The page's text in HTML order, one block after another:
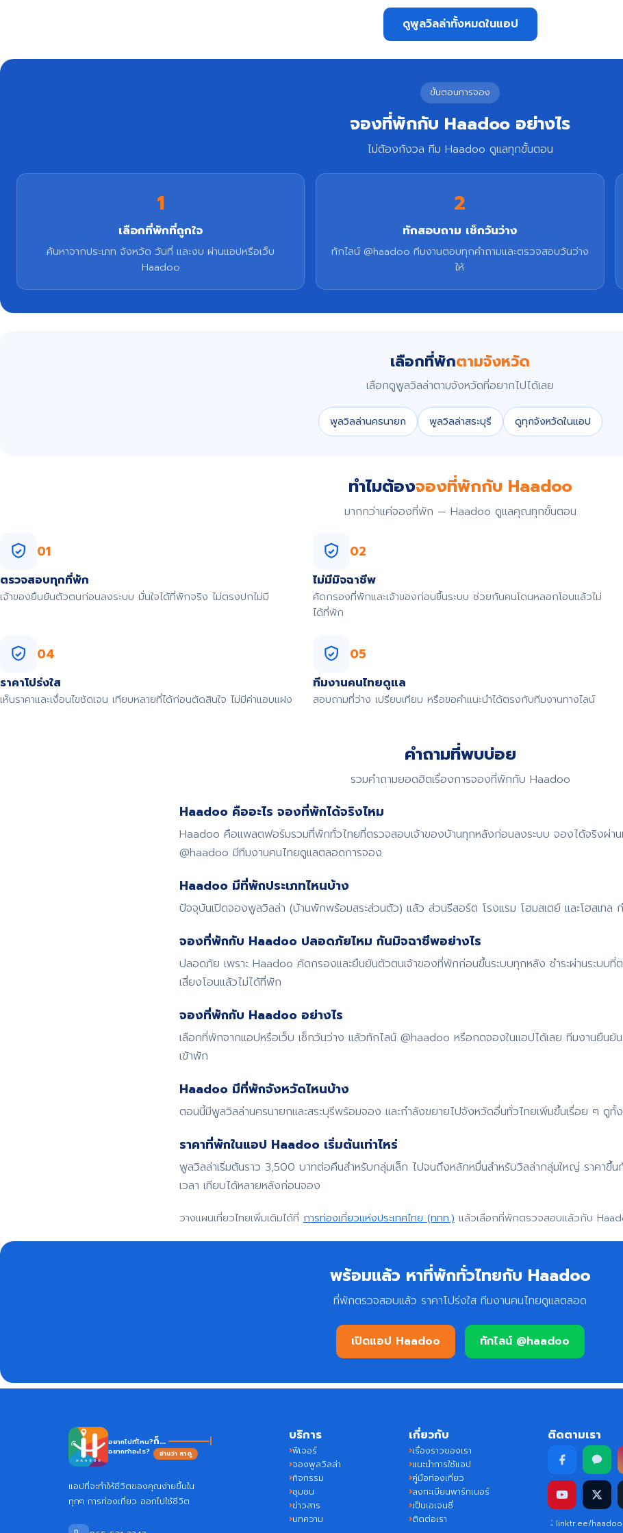
ดูพูลวิลล่าทั้งหมดในแอป
ขั้นตอนการจอง
จองที่พักกับ Haadoo อย่างไร
ไม่ต้องกังวล ทีม Haadoo ดูแลทุกขั้นตอน
1
เลือกที่พักที่ถูกใจ
ค้นหาจากประเภท จังหวัด วันที่ และงบ ผ่านแอปหรือเว็บ
Haadoo
2
ทักสอบถาม เช็กวันว่าง
ทักไลน์ @haadoo ทีมงานตอบทุกคำถามและตรวจสอบวันว่าง
ให้
เลือกที่พักตามจังหวัด
เลือกดูพูลวิลล่าตามจังหวัดที่อยากไปได้เลย
พูลวิลล่านครนายก พูลวิลล่าสระบุรี ดูทุกจังหวัดในแอป
ทำไมต้องจองที่พักกับ Haadoo
มากกว่าแค่จองที่พัก — Haadoo ดูแลคุณทุกขั้นตอน
01
ตรวจสอบทุกที่พัก
เจ้าของยืนยันตัวตนก่อนลงระบบ มั่นใจได้ที่พักจริง ไม่ตรงปกไม่มี
02
ไม่มีมิจฉาชีพ
คัดกรองที่พักและเจ้าของก่อนขึ้นระบบ ช่วยกันคนโดนหลอกโอนแล้วไม่
ได้ที่พัก
04
ราคาโปร่งใส
เห็นราคาและเงื่อนไขชัดเจน เทียบหลายที่ได้ก่อนตัดสินใจ ไม่มีค่าแอบแฝง
05
ทีมงานคนไทยดูแล
สอบถามที่ว่าง เปรียบเทียบ หรือขอคำแนะนำได้ตรงกับทีมงานทางไลน์
คำถามที่พบบ่อย
รวมคำถามยอดฮิตเรื่องการจองที่พักกับ Haadoo
Haadoo คืออะไร จองที่พักได้จริงไหม
Haadoo คือแพลตฟอร์มรวมที่พักทั่วไทยที่ตรวจสอบเจ้าของบ้านทุกหลังก่อนลงระบบ จองได้จริงผ่า
@haadoo มีทีมงานคนไทยดูแลตลอดการจอง
Haadoo มีที่พักประเภทไหนบ้าง
ปัจจุบันเปิดจองพูลวิลล่า (บ้านพักพร้อมสระส่วนตัว) แล้ว ส่วนรีสอร์ต โรงแรม โฮมสเตย์ และโฮสเทล
จองที่พักกับ Haadoo ปลอดภัยไหม กันมิจฉาชีพอย่างไร
ปลอดภัย เพราะ Haadoo คัดกรองและยืนยันตัวตนเจ้าของที่พักก่อนขึ้นระบบทุกหลัง ชำระผ่านระบบ
เสี่ยงโอนแล้วไม่ได้ที่พัก
จองที่พักกับ Haadoo อย่างไร
เลือกที่พักจากแอปหรือเว็บ เช็กวันว่าง แล้วทักไลน์ @haadoo หรือกดจองในแอปได้เลย ทีมงานยืนยั
เข้าพัก
Haadoo มีที่พักจังหวัดไหนบ้าง
ตอนนี้มีพูลวิลล่านครนายกและสระบุรีพร้อมจอง และกำลังขยายไปจังหวัดอื่นทั่วไทยเพิ่มขึ้นเรื่อย ๆ ดูทั้
ราคาที่พักในแอป Haadoo เริ่มต้นเท่าไหร่
พูลวิลล่าเริ่มต้นราว 3,500 บาทต่อคืนสำหรับกลุ่มเล็ก ไปจนถึงหลักหมื่นสำหรับวิลล่ากลุ่มใหญ่ ราคาขึ้
เวลา เทียบได้หลายหลังก่อนจอง
วางแผนเที่ยวไทยเพิ่มเติมได้ที่ การท่องเที่ยวแห่งประเทศไทย (ททท.) แล้วเลือกที่พักตรวจสอบแล้วกับ
พร้อมแล้ว หาที่พักทั่วไทยกับ Haadoo
ที่พักตรวจสอบแล้ว ราคาโปร่งใส ทีมงานคนไทยดูแลตลอด
เปิดแอป Haadoo ทักไลน์ @haadoo
อยากไปที่ไหน?
อยากทำอะไร?
ก็... Haadoo
อ่านว่า หาดู
แอปที่จะทำให้ชีวิตของคุณง่ายขึ้นใน
ทุกๆ การท่องเที่ยว ออกไปใช้ชีวิต
บริการ
ฟีเจอร์
จองพูลวิลล่า
กิจกรรม
ชุมชน
ข่าวสาร
บทความ
เกี่ยวกับ
เรื่องราวของเรา
แนะนำการใช้แอป
คู่มือท่องเที่ยว
ลงทะเบียนพาร์ทเนอร์
เป็นเอเจนซี่
ติดต่อเรา
ติดตามเรา
linktr.ee/haadoo